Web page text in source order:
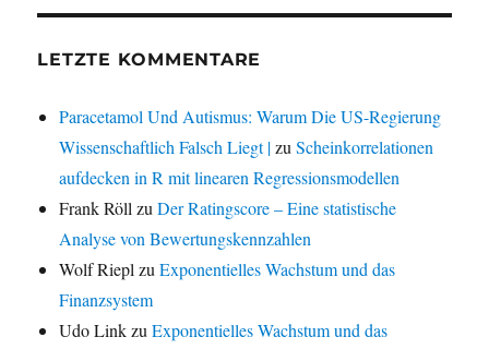
LETZTE KOMMENTARE
Paracetamol Und Autismus: Warum Die US-Regierung
Wissenschaftlich Falsch Liegt |zuScheinkorrelationen
aufdecken in R mit linearen Regressionsmodellen
Frank Röll zuDer Ratingscore – Eine statistische
Analyse von Bewertungskennzahlen
Wolf Riepl zuExponentielles Wachstum und das
Finanzsystem
Udo LinkzuExponentielles Wachstum und das